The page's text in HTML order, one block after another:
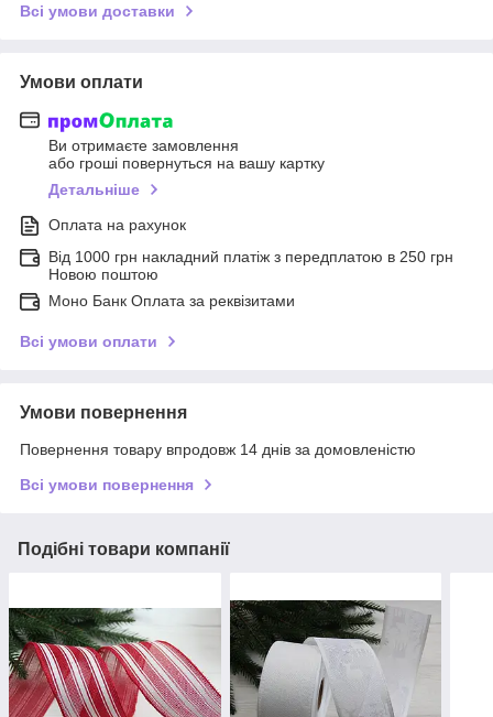
Всі умови доставки
Умови оплати
Ви отримаєте замовлення
або гроші повернуться на вашу картку
Детальніше
Оплата на рахунок
Від 1000 грн накладний платіж з передплатою в 250 грн
Новою поштою
Моно Банк Оплата за реквізитами
Всі умови оплати
Умови повернення
Повернення товару впродовж 14 днів за домовленістю
Всі умови повернення
Подібні товари компанії